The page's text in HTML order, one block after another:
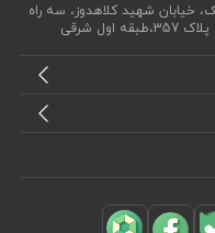
خیابان شهید کلاهدوز، سه راه
شرقی